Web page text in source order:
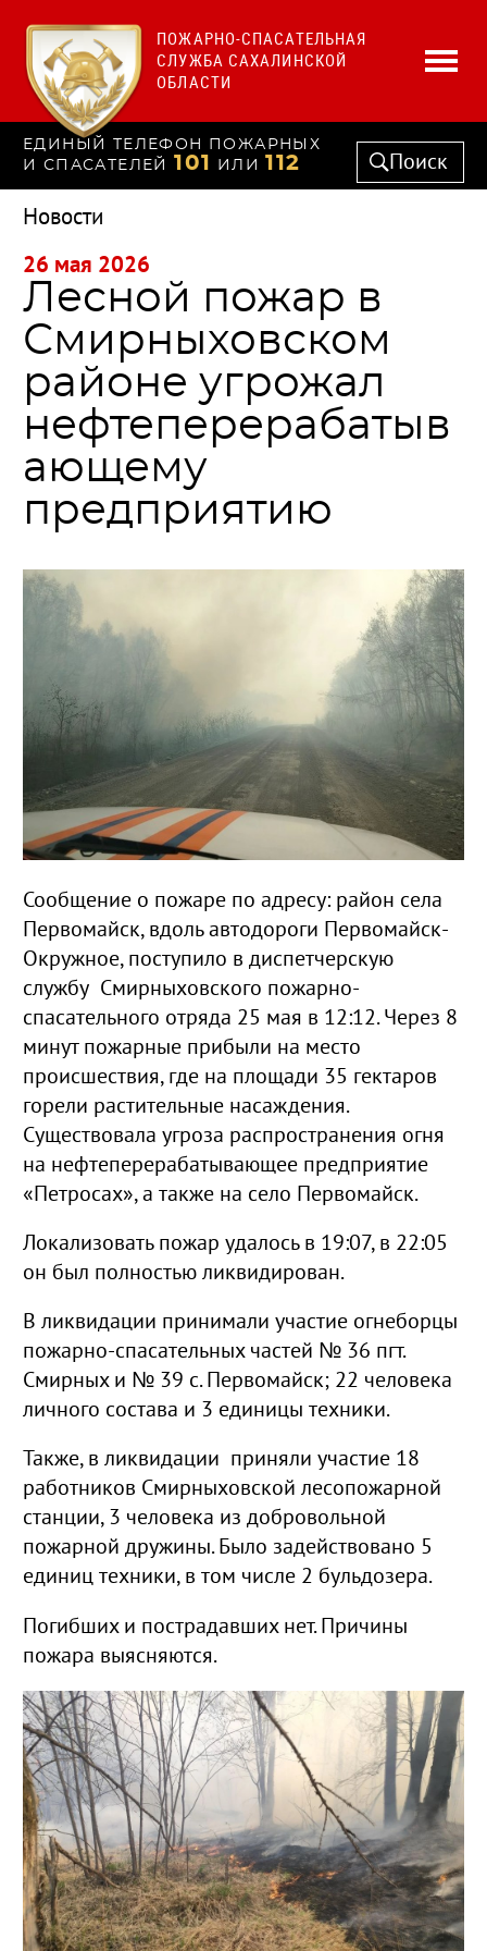
ПОЖАРНО-СПАСАТЕЛЬНАЯ
СЛУЖБА САХАЛИНСКОЙ
ОБЛАСТИ
ЕДИНЫЙ ТЕЛЕФОН ПОЖАРНЫХ
И СПАСАТЕЛЕЙ 101 ИЛИ 112 Поиск
Новости
Лесной пожар в
Смирныховском
районе угрожал
нефтеперерабатыв
ающему
предприятию
Сообщение о пожаре по адресу: район села
Первомайск, вдоль автодороги Первомайск-
Окружное, поступило в диспетчерскую
службу Смирныховского пожарно-
спасательного отряда 25 мая в 12:12. Через 8
минут пожарные прибыли на место
происшествия, где на площади 35 гектаров
горели растительные насаждения.
Существовала угроза распространения огня
на нефтеперерабатывающее предприятие
«Петросах», а также на село Первомайск.
Локализовать пожар удалось в 19:07, в 22:05
он был полностью ликвидирован.
В ликвидации принимали участие огнеборцы
пожарно-спасательных частей № 36 пгт.
Смирных и № 39 с. Первомайск; 22 человека
личного состава и 3 единицы техники.
Также, в ликвидации приняли участие 18
работников Смирныховской лесопожарной
станции, 3 человека из добровольной
пожарной дружины. Было задействовано 5
единиц техники, в том числе 2 бульдозера.
Погибших и пострадавших нет. Причины
пожара выясняются.
26 мая 2026